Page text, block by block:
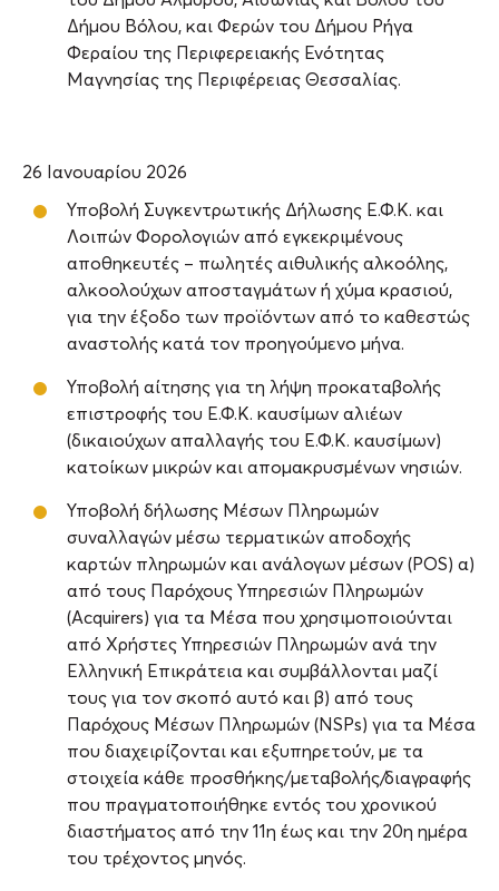
Δήμου Βόλου, και Φερών του Δήμου Ρήγα
Φεραίου της Περιφερειακής Ενότητας
Μαγνησίας της Περιφέρειας Θεσσαλίας.
26 Ιανουαρίου 2026
Υποβολή Συγκεντρωτικής Δήλωσης Ε.Φ.Κ. και
Λοιπών Φορολογιών από εγκεκριμένους
αποθηκευτές – πωλητές αιθυλικής αλκοόλης,
αλκοολούχων αποσταγμάτων ή χύμα κρασιού,
για την έξοδο των προϊόντων από το καθεστώς
αναστολής κατά τον προηγούμενο μήνα.
Υποβολή αίτησης για τη λήψη προκαταβολής
επιστροφής του Ε.Φ.Κ. καυσίμων αλιέων
(δικαιούχων απαλλαγής του Ε.Φ.Κ. καυσίμων)
κατοίκων μικρών και απομακρυσμένων νησιών.
Υποβολή δήλωσης Μέσων Πληρωμών
συναλλαγών μέσω τερματικών αποδοχής
καρτών πληρωμών και ανάλογων μέσων (POS) α)
από τους Παρόχους Υπηρεσιών Πληρωμών
(Acquirers) για τα Μέσα που χρησιμοποιούνται
από Χρήστες Υπηρεσιών Πληρωμών ανά την
Ελληνική Επικράτεια και συμβάλλονται μαζί
τους για τον σκοπό αυτό και β) από τους
Παρόχους Μέσων Πληρωμών (NSPs) για τα Μέσα
που διαχειρίζονται και εξυπηρετούν, με τα
στοιχεία κάθε προσθήκης/μεταβολής/διαγραφής
που πραγματοποιήθηκε εντός του χρονικού
διαστήματος από την 11η έως και την 20η ημέρα
του τρέχοντος μηνός.